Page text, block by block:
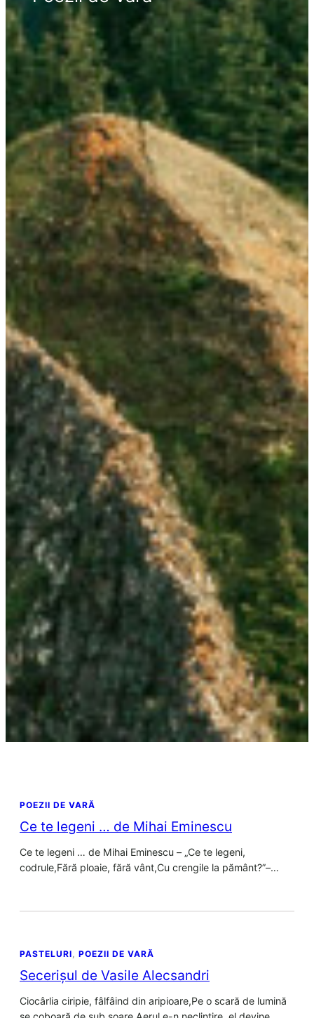
POEZII DE VARĂ
Ce te legeni … de Mihai Eminescu
Ce te legeni … de Mihai Eminescu – „Ce te legeni,
codrule,Fără ploaie, fără vânt,Cu crengile la pământ?”–…
PASTELURI, POEZII DE VARĂ
Secerișul de Vasile Alecsandri
Ciocârlia ciripie, fâlfâind din aripioare,Pe o scară de lumină